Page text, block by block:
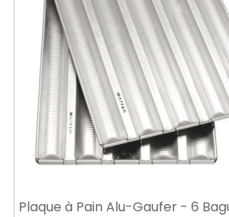
Plaque à Pain Alu-Gaufer - 6